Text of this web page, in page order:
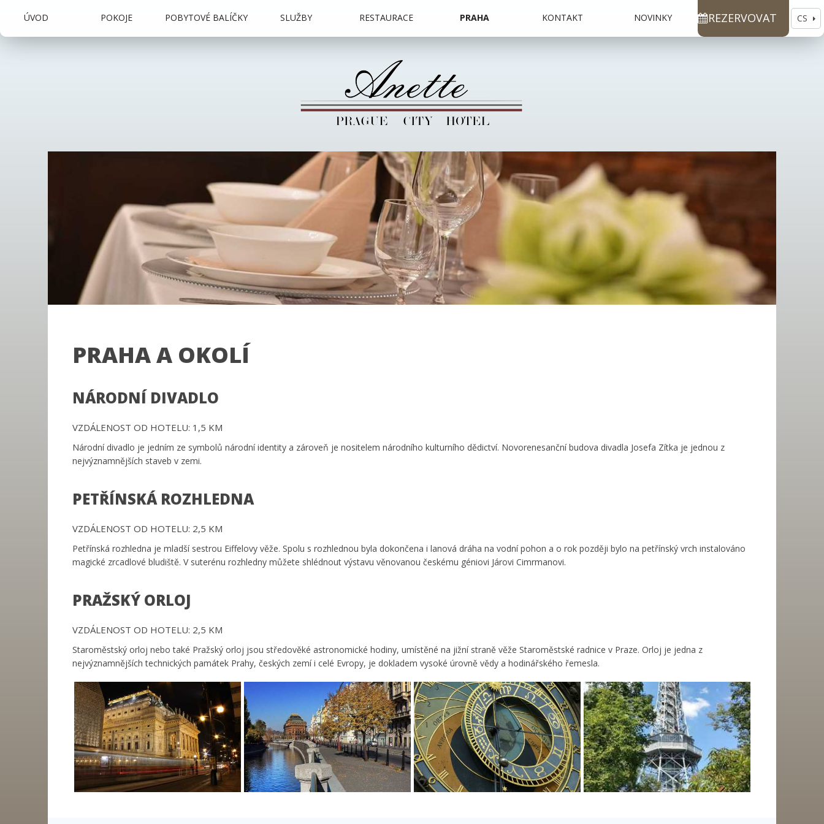
ÚVOD POKOJE POBYTOVÉ BALÍČKY SLUŽBY RESTAURACE PRAHA KONTAKT NOVINKY REZERVOVAT CS
PRAHA A OKOLÍ
NÁRODNÍ DIVADLO
VZDÁLENOST OD HOTELU: 1,5 KM
Národní divadlo je jedním ze symbolů národní identity a zároveň je nositelem národního kulturního dědictví. Novorenesanční budova divadla Josefa Zítka je jednou z
nejvýznamnějších staveb v zemi.
PETŘÍNSKÁ ROZHLEDNA
VZDÁLENOST OD HOTELU: 2,5 KM
Petřínská rozhledna je mladší sestrou Eiffelovy věže. Spolu s rozhlednou byla dokončena i lanová dráha na vodní pohon a o rok později bylo na petřínský vrch instalováno
magické zrcadlové bludiště. V suterénu rozhledny můžete shlédnout výstavu věnovanou českému géniovi Járovi Cimrmanovi.
PRAŽSKÝ ORLOJ
VZDÁLENOST OD HOTELU: 2,5 KM
Staroměstský orloj nebo také Pražský orloj jsou středověké astronomické hodiny, umístěné na jižní straně věže Staroměstské radnice v Praze. Orloj je jedna z
nejvýznamnějších technických památek Prahy, českých zemí i celé Evropy, je dokladem vysoké úrovně vědy a hodinářského řemesla.